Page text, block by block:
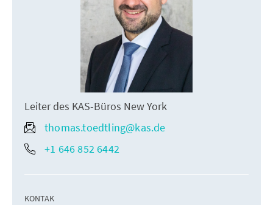
Leiter des KAS-Büros New York
thomas.toedtling@kas.de
+1 646 852 6442
KONTAK